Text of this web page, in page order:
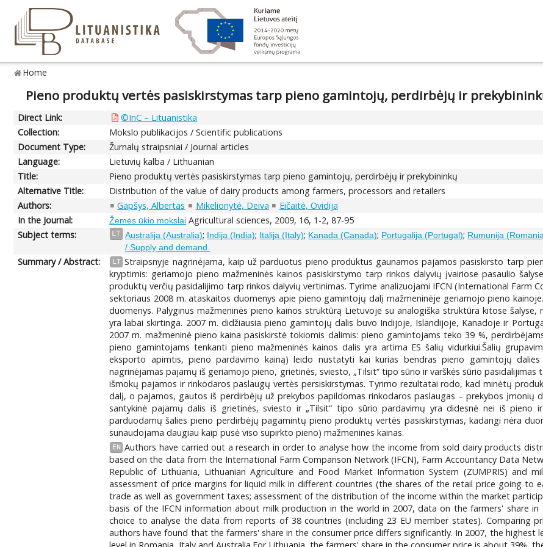
Home
Pieno produktų vertės pasiskirstymas tarp pieno gamintojų, perdirbėjų ir
Direct Link:
©InC – Lituanistika
Collection:
Mokslo publikacijos / Scientific publications
Document Type:
Žurnalų straipsniai / Journal articles
Language:
Lietuvių kalba / Lithuanian
Title:
Pieno produktų vertės pasiskirstymas tarp pieno gamintojų, perdirbėjų ir prekybininkų
Alternative Title:
Distribution of the value of dairy products among farmers, processors and retailers
Authors:
Gapšys, Albertas Mikelionytė, Deiva
Eičaitė, Ovidija
In the Journal:
Žemės ūkio mokslai Agricultural sciences, 2009, 16, 1-2, 87-95
Subject terms:
LT Australija (Australia); Indija (India); Italija (Italy); Kanada (Canada); Portugalija (Portugal); Rumunija
/ Supply and demand.
Summary / Abstract: LT Straipsnyje nagrinėjama, kaip už parduotus pieno produktus gaunamos pajamos pasiskirsto tarp
kryptimis: geriamojo pieno mažmeninės kainos pasiskirstymo tarp rinkos dalyvių įvairiose pasaulio
produktų verčių pasidalijimo tarp rinkos dalyvių vertinimas. Tyrime analizuojami IFCN (International Farm
sektoriaus 2008 m. ataskaitos duomenys apie pieno gamintojų dalį mažmeninėje geriamojo pieno
duomenys. Palyginus mažmeninės pieno kainos struktūrą Lietuvoje su analogiška struktūra kitose
yra labai skirtinga. 2007 m. didžiausia pieno gamintojų dalis buvo Indijoje, Islandijoje, Kanadoje ir
2007 m. mažmeninė pieno kaina pasiskirstė tokiomis dalimis: pieno gamintojams teko 39 %,
pieno gamintojams tenkanti pieno mažmeninės kainos dalis yra artima ES šalių vidurkiui.Šalių
eksporto apimtis, pieno pardavimo kainą) leido nustatyti kai kurias bendras pieno gamintojų
nagrinėjamas pajamų iš geriamojo pieno, grietinės, sviesto, „Tilsit“ tipo sūrio ir varškės sūrio
išmokų pajamos ir rinkodaros paslaugų vertės persiskirstymas. Tyrimo rezultatai rodo, kad minėtų
dalį, o pajamos, gautos iš perdirbėjų už prekybos papildomas rinkodaros paslaugas – prekybos įmonių
santykinė pajamų dalis iš grietinės, sviesto ir „Tilsit“ tipo sūrio pardavimų yra didesnė nei iš pieno
parduodamų šalies pieno perdirbėjų pagamintų pieno produktų vertės pasiskirstymas, kadangi nėra
sunaudojama daugiau kaip pusė viso supirkto pieno) mažmenines kainas.
EN Authors have carried out a research in order to analyse how the income from sold dairy products
based on the data from the International Farm Comparison Network (IFCN), Farm Accountancy Data
Republic of Lithuania, Lithuanian Agriculture and Food Market Information System (ZUMPRIS) and
assessment of price margins for liquid milk in different countries (the shares of the retail price going to
trade as well as government taxes; assessment of the distribution of the income within the market
basis of the IFCN information about milk production in the world in 2007, data on the farmers' share
choice to analyse the data from reports of 38 countries (including 23 EU member states). Comparing
authors have found that the farmers' share in the consumer price differs significantly. In 2007, the highest